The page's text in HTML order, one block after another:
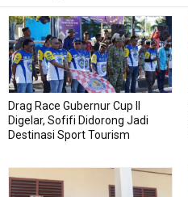
Drag Race Gubernur Cup II
Digelar, Sofifi Didorong Jadi
Destinasi Sport Tourism